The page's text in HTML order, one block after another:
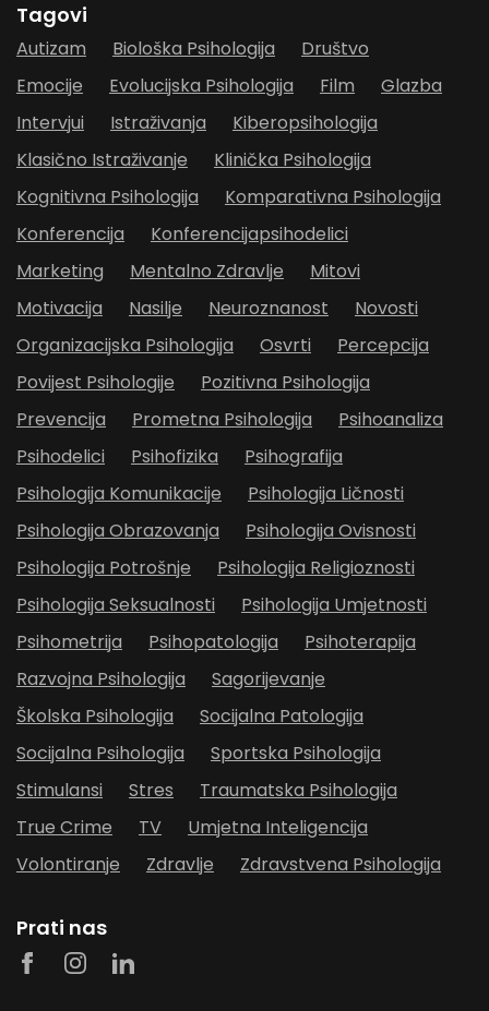
Tagovi
Autizam Biološka Psihologija
Društvo
Emocije
Evolucijska Psihologija Film
Glazba
Intervjui
Istraživanja
Kiberopsihologija
Klasično Istraživanje
Klinička Psihologija
Kognitivna Psihologija
Komparativna Psihologija
Konferencija
Konferencijapsihodelici
Marketing
Mentalno Zdravlje
Mitovi
Motivacija
Nasilje Neuroznanost
Novosti
Organizacijska Psihologija
Osvrti
Percepcija
Povijest Psihologije
Pozitivna Psihologija
Prevencija
Prometna Psihologija
Psihoanaliza
Psihodelici
Psihofizika
Psihografija
Psihologija Komunikacije
Psihologija Ličnosti
Psihologija Obrazovanja
Psihologija Ovisnosti
Psihologija Potrošnje
Psihologija Religioznosti
Psihologija Seksualnosti
Psihologija Umjetnosti
Psihometrija
Psihopatologija
Psihoterapija
Razvojna Psihologija
Sagorijevanje
Školska Psihologija
Socijalna Patologija
Socijalna Psihologija
Sportska Psihologija
Stimulansi
Stres
Traumatska Psihologija
True Crime
TV
Umjetna Inteligencija
Volontiranje
Zdravlje Zdravstvena Psihologija
Prati nas